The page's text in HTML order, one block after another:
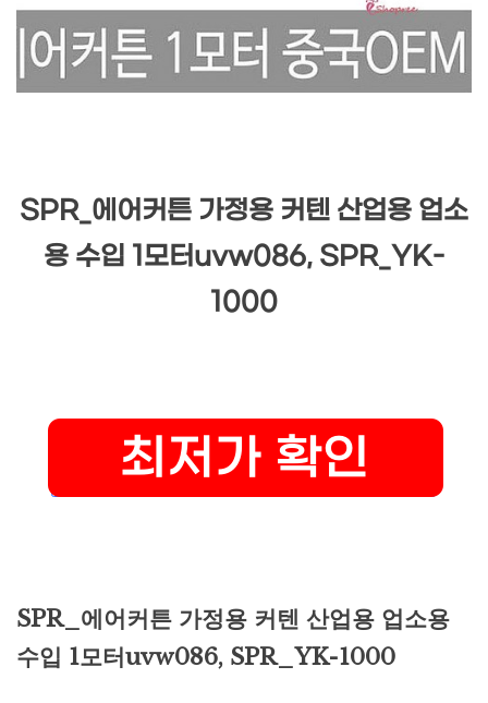
SPR_에어커튼 가정용 커텐 산업용 업소
용 수입 1모터uvw086, SPR_YK-
1000
SPR_에어커튼 가정용 커텐 산업용 업소용
수입 1모터uvw086, SPR_YK-1000